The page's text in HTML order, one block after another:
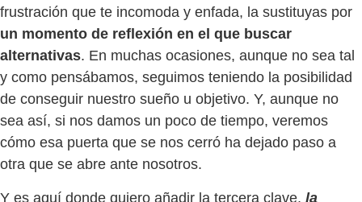
frustración que te incomoda y enfada, la sustituyas por
un momento de reflexión en el que buscar
alternativas. En muchas ocasiones, aunque no sea tal
y como pensábamos, seguimos teniendo la posibilidad
de conseguir nuestro sueño u objetivo. Y, aunque no
sea así, si nos damos un poco de tiempo, veremos
cómo esa puerta que se nos cerró ha dejado paso a
otra que se abre ante nosotros.
Y es aquí donde quiero añadir la tercera clave, la